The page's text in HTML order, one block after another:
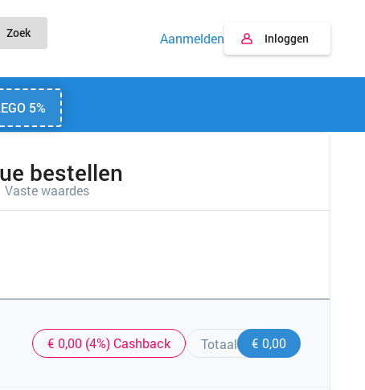
Zoek
Aanmelden Inloggen
5%
bestellen
Vaste waardes
€ 0,00 (4%) Cashback Totaal € 0,00